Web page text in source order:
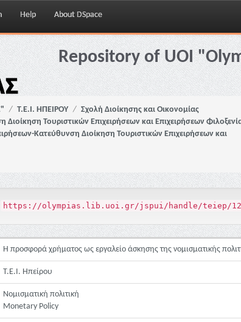
Help About DSpace
Repository of UOI
Τ.Ε.Ι. ΗΠΕΙΡΟΥ
Σχολή Διοίκησης και Οικονομίας
Τουριστικών Επιχειρήσεων και Επιχειρήσεων
Κατεύθυνση Διοίκηση Τουριστικών Επιχειρήσεων και
https://olympias.lib.uoi.gr/jspui/handle/teiep/
Η προσφορά χρήματος ως εργαλείο άσκησης της νομισματικής
Τ.Ε.Ι. Ηπείρου
Νομισματική πολιτική
Monetary Policy